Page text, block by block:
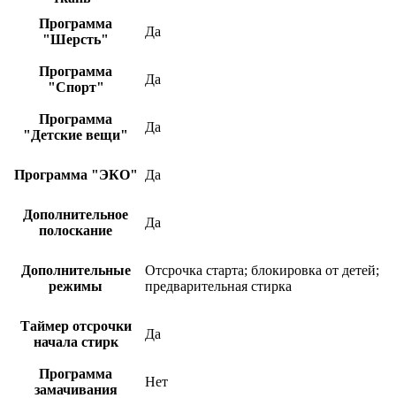
Программа
"Шерсть"
Да
Программа
"Спорт"
Да
Программа
"Детские вещи"
Да
Программа "ЭКО" Да
Дополнительное
полоскание
Да
Дополнительные
режимы
Отсрочка старта; блокировка от детей;
предварительная стирка
Таймер отсрочки
начала стирк
Да
Программа
замачивания
Нет